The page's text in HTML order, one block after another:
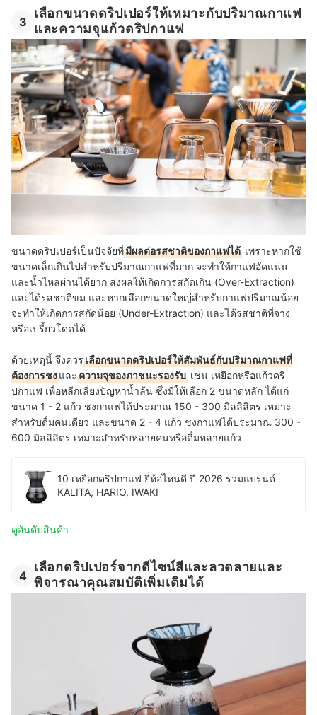
3
เลือกขนาดดริปเปอร์ให้เหมาะกับปริมาณกาแฟ
และความจุแก้วดริปกาแฟ
ขนาดดริปเปอร์เป็นปัจจัยที่มีผลต่อรสชาติของกาแฟได้ เพราะหากใช้
ขนาดเล็กเกินไปสำหรับปริมาณกาแฟที่มาก จะทำให้กาแฟอัดแน่น
และน้ำไหลผ่านได้ยาก ส่งผลให้เกิดการสกัดเกิน (Over-Extraction)
และได้รสชาติขม และหากเลือกขนาดใหญ่สำหรับกาแฟปริมาณน้อย
จะทำให้เกิดการสกัดน้อย (Under-Extraction) และได้รสชาติที่จาง
หรือเปรี้ยวโดดได้
ด้วยเหตุนี้ จึงควรเลือกขนาดดริปเปอร์ให้สัมพันธ์กับปริมาณกาแฟที่
ต้องการชงและความจุของภาชนะรองรับ เช่น เหยือกหรือแก้วดริ
ปกาแฟ เพื่อหลีกเลี่ยงปัญหาน้ำล้น ซึ่งมีให้เลือก 2 ขนาดหลัก ได้แก่
ขนาด 1 - 2 แก้ว ชงกาแฟได้ประมาณ 150 - 300 มิลลิลิตร เหมาะ
สำหรับดื่มคนเดียว และขนาด 2 - 4 แก้ว ชงกาแฟได้ประมาณ 300 -
600 มิลลิลิตร เหมาะสำหรับหลายคนหรือดื่มหลายแก้ว
10 เหยือกดริปกาแฟ ยี่ห้อไหนดี ปี 2026 รวมแบรนด์
KALITA, HARIO, IWAKI
ดูอันดับสินค้า
4
เลือกดริปเปอร์จากดีไซน์สีและลวดลายและ
พิจารณาคุณสมบัติเพิ่มเติมได้